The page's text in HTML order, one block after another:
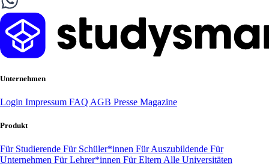
Unternehmen
Login Impressum FAQ AGB Presse Magazine
Produkt
Für Studierende Für Schüler*innen Für Auszubildende Für
Unternehmen Für Lehrer*innen Für Eltern Alle Universitäten